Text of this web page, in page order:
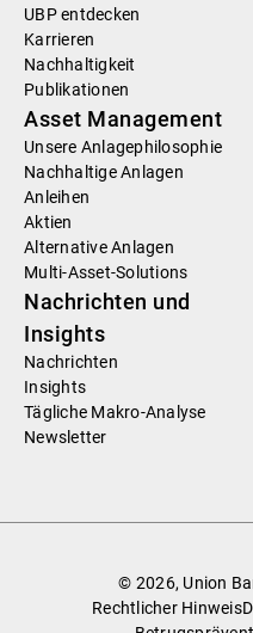
UBP entdecken
Karrieren
Nachhaltigkeit
Publikationen
Asset Management
Unsere Anlagephilosophie
Nachhaltige Anlagen
Anleihen
Aktien
Alternative Anlagen
Multi-Asset-Solutions
Nachrichten und
Insights
Nachrichten
Insights
Tägliche Makro-Analyse
Newsletter
© 2026, Union
Rechtlicher Hinweis